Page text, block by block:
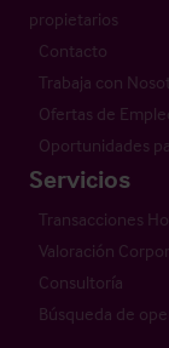
propietarios
Contacto
Trabaja con
Ofertas de
Oportunidades
Servicios
Transacciones
Valoración
Consultoría
Búsqueda de